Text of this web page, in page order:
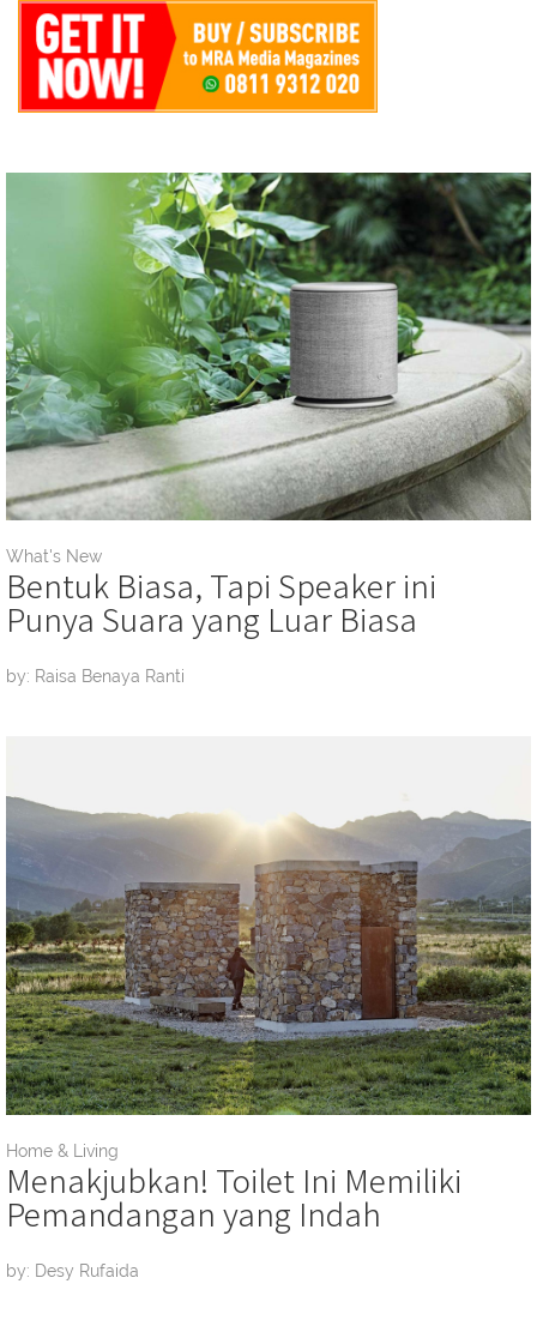
What's New
Bentuk Biasa, Tapi Speaker ini
Punya Suara yang Luar Biasa
by: Raisa Benaya Ranti
Home & Living
Menakjubkan! Toilet Ini Memiliki
Pemandangan yang Indah
by: Desy Rufaida